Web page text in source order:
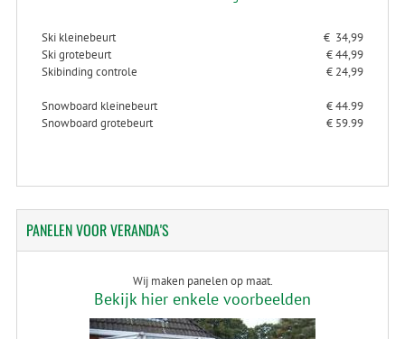
Ski kleinebeurt
€ 34,99
Ski grotebeurt
€ 44,99
Skibinding controle
€ 24,99
Snowboard kleinebeurt
€ 44.99
Snowboard grotebeurt
€ 59.99
PANELENVOOR VERANDA'S
Wij maken panelen op maat.
Bekijk hier enkele voorbeelden